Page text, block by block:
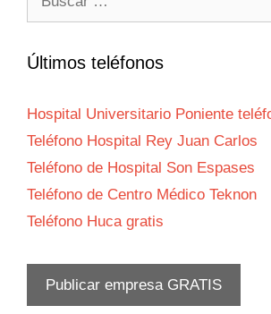
Últimos teléfonos
Hospital Universitario Poniente
Teléfono Hospital Rey Juan Carlos
Teléfono de Hospital Son Espases
Teléfono de Centro Médico Teknon
Teléfono Huca gratis
Publicar empresa GRATIS